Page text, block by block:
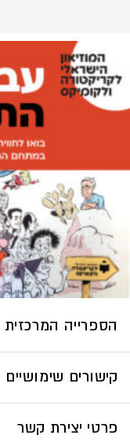
הספרייה המרכזית
קישורים שימושיים
פרטי יצירת קשר